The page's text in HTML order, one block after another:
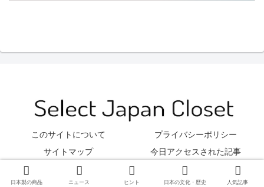
このサイトについて
プライバシーポリシー
サイトマップ
今日アクセスされた記事
© 2012 Select Japan Closet.
日本製の商品 ニュース ヒント 日本の文化・歴史 人気記事